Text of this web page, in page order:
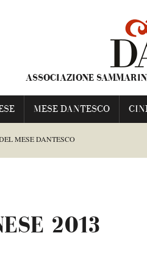
ASSOCIAZIONE
MESE DANTESCO
MESE DANTESCO
FRANCESCA 2013